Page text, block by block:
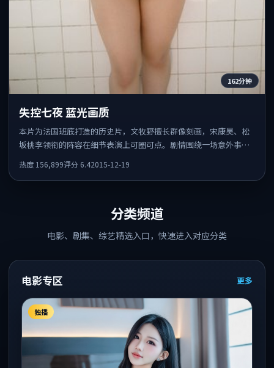
162分钟
失控七夜 蓝光画质
本片为法国班底打造的历史片，文牧野擅长群像刻画，宋康昊、松
坂桃李领衔的阵容在细节表演上可圈可点。剧情围绕一场意外事件
热度 156,899评分 6.42015-12-19
分类频道
电影、剧集、综艺精选入口，快速进入对应分类
电影专区 更多
独播